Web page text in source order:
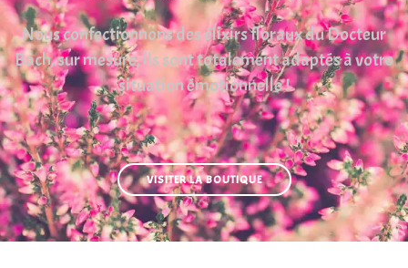
Nous confectionnons des élixirs floraux du Docteur
Bach, sur mesure, ils sont totalement adaptés à votre
situation émotionnelle !
VISITER LA BOUTIQUE